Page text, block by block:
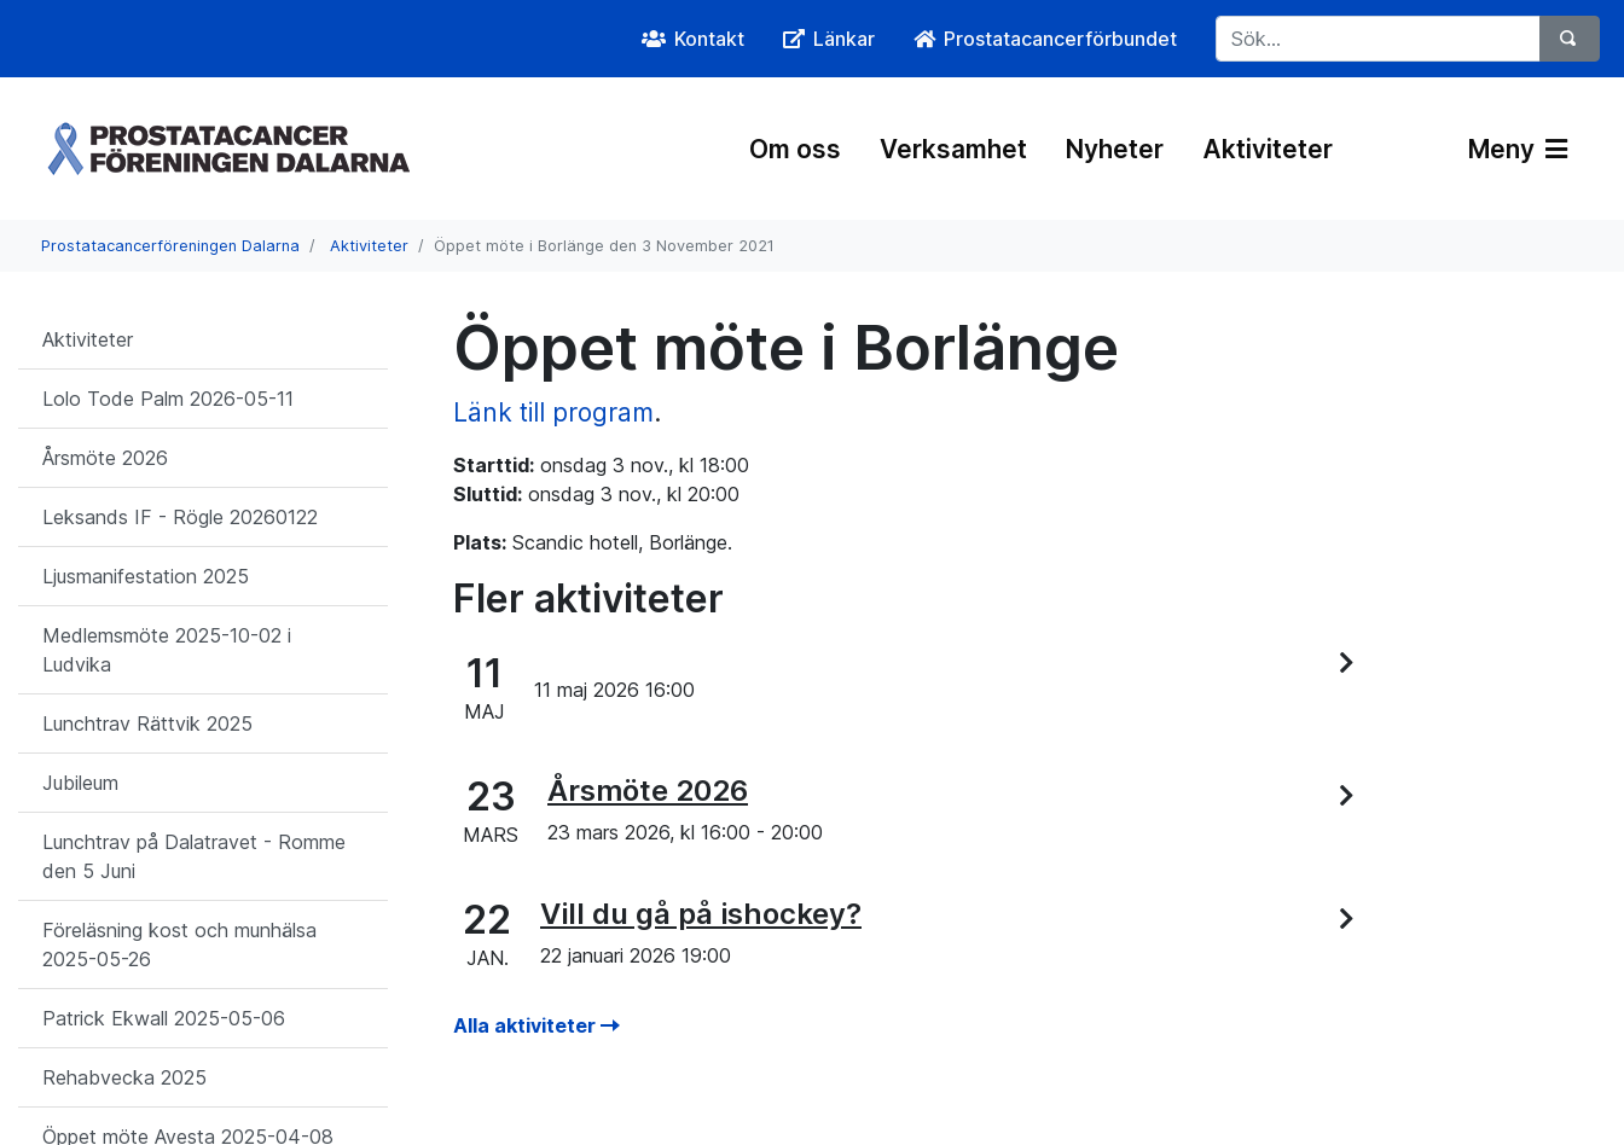
Kontakt Länkar Prostatacancerförbundet
Om oss Verksamhet Nyheter Aktiviteter Meny
Prostatacancerföreningen Dalarna Aktiviteter Öppet möte i Borlänge den 3 November 2021
Aktiviteter
Lolo Tode Palm 2026-05-11
Årsmöte 2026
Leksands IF - Rögle 20260122
Ljusmanifestation 2025
Medlemsmöte 2025-10-02 i
Ludvika
Lunchtrav Rättvik 2025
Jubileum
Lunchtrav på Dalatravet - Romme
den 5 Juni
Föreläsning kost och munhälsa
2025-05-26
Patrick Ekwall 2025-05-06
Rehabvecka 2025
Öppet möte Avesta 2025-04-08
Öppet möte i Borlänge
Länk till program.
Starttid: onsdag 3 nov., kl 18:00
Sluttid: onsdag 3 nov., kl 20:00
Plats: Scandic hotell, Borlänge.
Fler aktiviteter
11
MAJ
11 maj 2026 16:00
23
MARS
Årsmöte 2026
23 mars 2026, kl 16:00 - 20:00
22
JAN.
Vill du gå på ishockey?
22 januari 2026 19:00
Alla aktiviteter